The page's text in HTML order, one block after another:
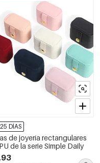
DÍAS
de joyería rectangulares
de la serie Simple Daily